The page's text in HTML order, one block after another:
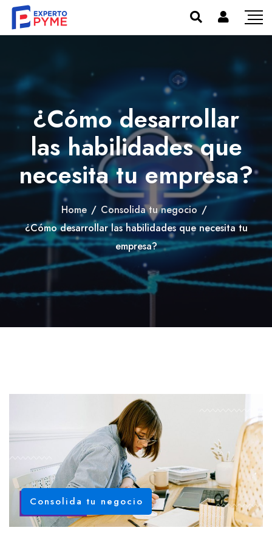
¿Cómo desarrollar
las habilidades que
necesita tu empresa?
Home / Consolida tu negocio /
¿Cómo desarrollar las habilidades que necesita tu
empresa?
Consolida tu negocio